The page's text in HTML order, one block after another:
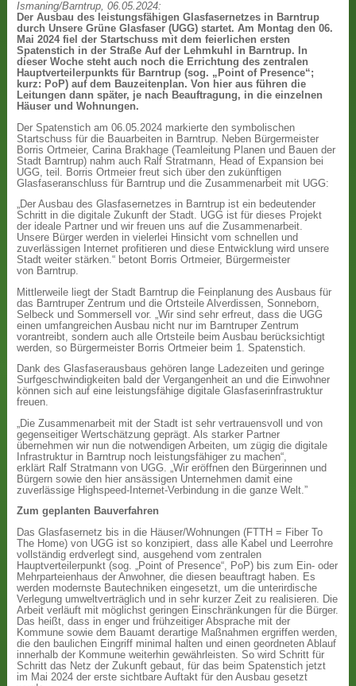
Ismaning/Barntrup, 06.05.2024:
Der Ausbau des leistungsfähigen Glasfasernetzes in Barntrup
durch Unsere Grüne Glasfaser (UGG) startet. Am Montag den 06.
Mai 2024 fiel der Startschuss mit dem feierlichen ersten
Spatenstich in der Straße Auf der Lehmkuhl in Barntrup. In
dieser Woche steht auch noch die Errichtung des zentralen
Hauptverteilerpunkts für Barntrup (sog. „Point of Presence“;
kurz: PoP) auf dem Bauzeitenplan. Von hier aus führen die
Leitungen dann später, je nach Beauftragung, in die einzelnen
Häuser und Wohnungen.
Der Spatenstich am 06.05.2024 markierte den symbolischen
Startschuss für die Bauarbeiten in Barntrup. Neben Bürgermeister
Borris Ortmeier, Carina Brakhage (Teamleitung Planen und Bauen der
Stadt Barntrup) nahm auch Ralf Stratmann, Head of Expansion bei
UGG, teil. Borris Ortmeier freut sich über den zukünftigen
Glasfaseranschluss für Barntrup und die Zusammenarbeit mit UGG:
„Der Ausbau des Glasfasernetzes in Barntrup ist ein bedeutender
Schritt in die digitale Zukunft der Stadt. UGG ist für dieses Projekt
der ideale Partner und wir freuen uns auf die Zusammenarbeit.
Unsere Bürger werden in vielerlei Hinsicht vom schnellen und
zuverlässigen Internet profitieren und diese Entwicklung wird unsere
Stadt weiter stärken.“ betont Borris Ortmeier, Bürgermeister
von Barntrup.
Mittlerweile liegt der Stadt Barntrup die Feinplanung des Ausbaus für
das Barntruper Zentrum und die Ortsteile Alverdissen, Sonneborn,
Selbeck und Sommersell vor. „Wir sind sehr erfreut, dass die UGG
einen umfangreichen Ausbau nicht nur im Barntruper Zentrum
vorantreibt, sondern auch alle Ortsteile beim Ausbau berücksichtigt
werden, so Bürgermeister Borris Ortmeier beim 1. Spatenstich.
Dank des Glasfaserausbaus gehören lange Ladezeiten und geringe
Surfgeschwindigkeiten bald der Vergangenheit an und die Einwohner
können sich auf eine leistungsfähige digitale Glasfaserinfrastruktur
freuen.
„Die Zusammenarbeit mit der Stadt ist sehr vertrauensvoll und von
gegenseitiger Wertschätzung geprägt. Als starker Partner
übernehmen wir nun die notwendigen Arbeiten, um zügig die digitale
Infrastruktur in Barntrup noch leistungsfähiger zu machen“,
erklärt Ralf Stratmann von UGG. „Wir eröffnen den Bürgerinnen und
Bürgern sowie den hier ansässigen Unternehmen damit eine
zuverlässige Highspeed-Internet-Verbindung in die ganze Welt.”
Zum geplanten Bauverfahren
Das Glasfasernetz bis in die Häuser/Wohnungen (FTTH = Fiber To
The Home) von UGG ist so konzipiert, dass alle Kabel und Leerrohre
vollständig erdverlegt sind, ausgehend vom zentralen
Hauptverteilerpunkt (sog. „Point of Presence“, PoP) bis zum Ein- oder
Mehrparteienhaus der Anwohner, die diesen beauftragt haben. Es
werden modernste Bautechniken eingesetzt, um die unterirdische
Verlegung umweltverträglich und in sehr kurzer Zeit zu realisieren. Die
Arbeit verläuft mit möglichst geringen Einschränkungen für die Bürger.
Das heißt, dass in enger und frühzeitiger Absprache mit der
Kommune sowie dem Bauamt derartige Maßnahmen ergriffen werden,
die den baulichen Eingriff minimal halten und einen geordneten Ablauf
innerhalb der Kommune weiterhin gewährleisten. So wird Schritt für
Schritt das Netz der Zukunft gebaut, für das beim Spatenstich jetzt
im Mai 2024 der erste sichtbare Auftakt für den Ausbau gesetzt